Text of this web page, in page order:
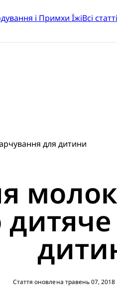
і Примхи ЇжіВсі статті
для дитини
Стаття оновлена травень 07, 2018